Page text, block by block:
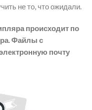
не то, что ожидали.
происходит по
Файлы с
почту